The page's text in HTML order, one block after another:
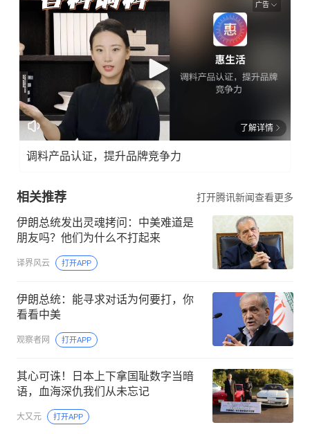
广告
了解详情
调料产品认证，提升品牌竞争力
相关推荐 打开腾讯新闻查看更多
伊朗总统发出灵魂拷问：中美难道是
朋友吗？他们为什么不打起来
译界风云 打开APP
伊朗总统：能寻求对话为何要打，你
看看中美
观察者网 打开APP
其心可诛！日本上下拿国耻数字当暗
语，血海深仇我们从未忘记
大又元 打开APP